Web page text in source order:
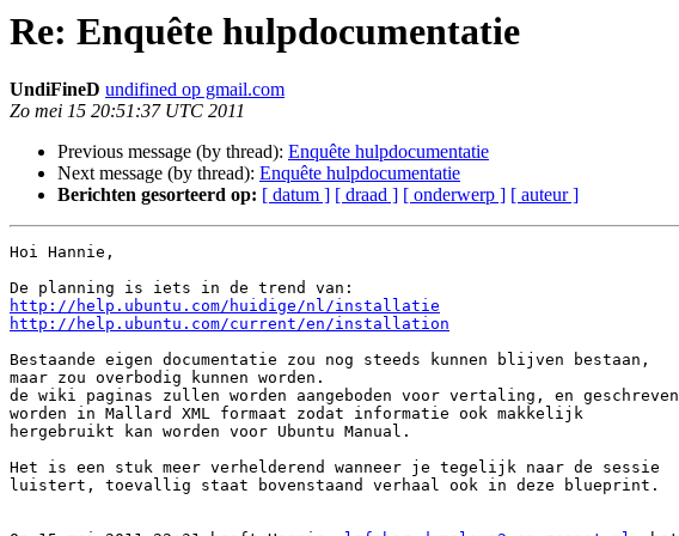
Re: Enquête hulpdocumentatie
UndiFineD undifined op gmail.com
Zo mei 15 20:51:37 UTC 2011
Previous message (by thread): Enquête hulpdocumentatie
Next message (by thread): Enquête hulpdocumentatie
Berichten gesorteerd op: [ datum ] [ draad ] [ onderwerp ] [ auteur ]
Hoi Hannie,
http://help.ubuntu.com/huidige/nl/installatie
http://help.ubuntu.com/current/en/installation
Bestaande eigen documentatie zou nog steeds kunnen blijven bestaan,
maar zou overbodig kunnen worden.
de wiki paginas zullen worden aangeboden voor vertaling, en geschreven
worden in Mallard XML formaat zodat informatie ook makkelijk
hergebruikt kan worden voor Ubuntu Manual.
Het is een stuk meer verhelderend wanneer je tegelijk naar de sessie
luistert, toevallig staat bovenstaand verhaal ook in deze blueprint.